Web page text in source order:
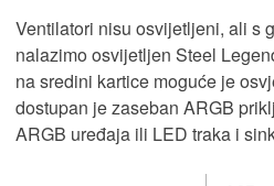
Ventilatori nisu osvijetljeni, ali s
nalazimo osvijetljen Steel
na sredini kartice moguće je
dostupan je zaseban ARGB
ARGB uređaja ili LED traka i